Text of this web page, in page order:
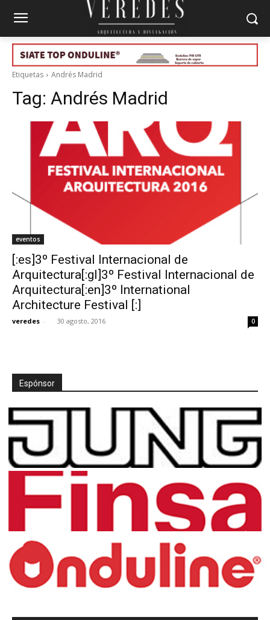
Etiquetas Andrés Madrid
Tag: Andrés Madrid
eventos
[:es]3º Festival Internacional de
Arquitectura[:gl]3º Festival Internacional de
Arquitectura[:en]3º International
Architecture Festival [:]
veredes - 30 agosto, 2016 0
Espónsor